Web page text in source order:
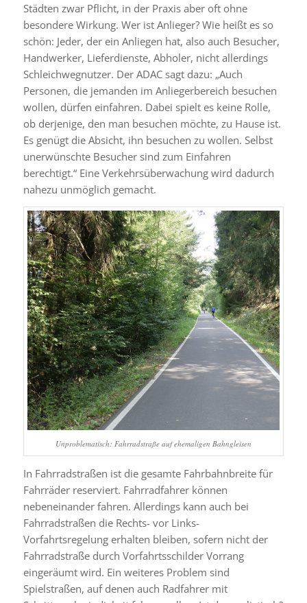
Städten zwar Pflicht, in der Praxis aber oft ohne
besondere Wirkung. Wer ist Anlieger? Wie heißt es so
schön: Jeder, der ein Anliegen hat, also auch Besucher,
Handwerker, Lieferdienste, Abholer, nicht allerdings
Schleichwegnutzer. Der ADAC sagt dazu: „Auch
Personen, die jemanden im Anliegerbereich besuchen
wollen, dürfen einfahren. Dabei spielt es keine Rolle,
ob derjenige, den man besuchen möchte, zu Hause ist.
Es genügt die Absicht, ihn besuchen zu wollen. Selbst
unerwünschte Besucher sind zum Einfahren
berechtigt.“ Eine Verkehrsüberwachung wird dadurch
nahezu unmöglich gemacht.
Unproblematisch: Fahrradstraße auf ehemaligen Bahngleisen
In Fahrradstraßen ist die gesamte Fahrbahnbreite für
Fahrräder reserviert. Fahrradfahrer können
nebeneinander fahren. Allerdings kann auch bei
Fahrradstraßen die Rechts- vor Links-
Vorfahrtsregelung erhalten bleiben, sofern nicht der
Fahrradstraße durch Vorfahrtsschilder Vorrang
eingeräumt wird. Ein weiteres Problem sind
Spielstraßen, auf denen auch Radfahrer mit